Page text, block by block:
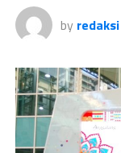
by redaksi